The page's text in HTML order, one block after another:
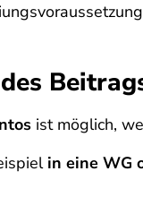
ist möglich,
in eine WG